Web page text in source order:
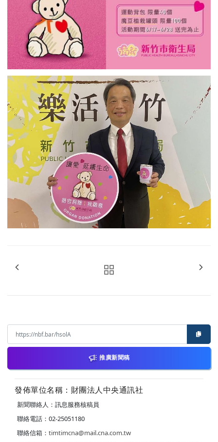
推廣新聞稿
發佈單位名稱：財團法人中央通訊社
新聞聯絡人：訊息服務核稿員
聯絡電話：02-25051180
聯絡信箱： timtimcna@mail.cna.com.tw